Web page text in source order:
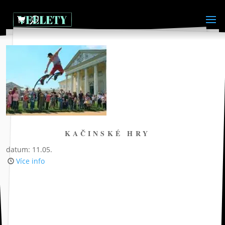
KAČINSKÉ HRY
datum: 11.05.
Více info